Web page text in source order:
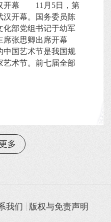
开幕 11月5日，第
汉开幕。国务委员陈
化部党组书记于幼军
席张思卿出席开幕
国艺术节是我国规
艺术节。前七届全部
多
我们 版权与免责声明